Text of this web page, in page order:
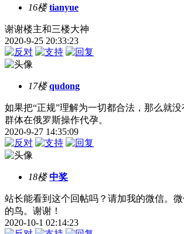
16楼 tianyue
谢谢楼主和三楼大神
2020-9-25 20:33:23
17楼 qudong
如果把“正规”理解为一切都合法，那么就
群体在俄罗斯操作代孕。
2020-9-27 14:35:09
18楼 中奖
站长能看到这个回帖吗？请加我的微信。
的鸟。谢谢！
2020-10-1 02:14:23